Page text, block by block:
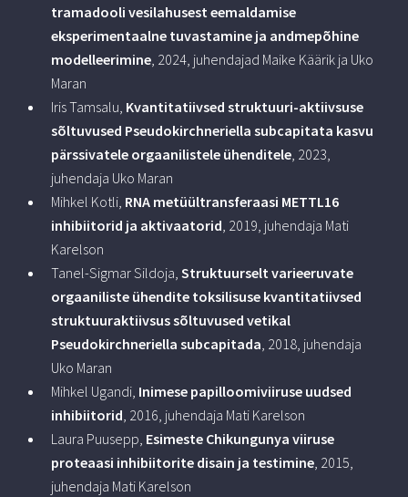
tramadooli vesilahusest eemaldamise
eksperimentaalne tuvastamine ja andmepõhine
modelleerimine, 2024, juhendajad Maike Käärik ja Uko
Maran
Iris Tamsalu, Kvantitatiivsed struktuuri-aktiivsuse
sõltuvused Pseudokirchneriella subcapitata kasvu
pärssivatele orgaanilistele ühenditele, 2023,
juhendaja Uko Maran
Mihkel Kotli, RNA metüültransferaasi METTL16
inhibiitorid ja aktivaatorid, 2019, juhendaja Mati
Karelson
Tanel-Sigmar Sildoja, Struktuurselt varieeruvate
orgaaniliste ühendite toksilisuse kvantitatiivsed
struktuuraktiivsus sõltuvused vetikal
Pseudokirchneriella subcapitada, 2018, juhendaja
Uko Maran
Mihkel Ugandi, Inimese papilloomiviiruse uudsed
inhibiitorid, 2016, juhendaja Mati Karelson
Laura Puusepp, Esimeste Chikungunya viiruse
proteaasi inhibiitorite disain ja testimine, 2015,
juhendaja Mati Karelson